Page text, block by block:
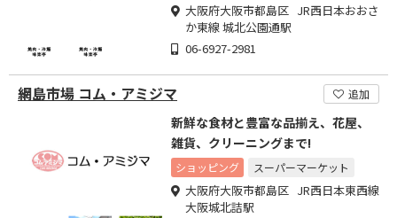
大阪府大阪市都島区 JR西日本おおさ
か東線 城北公園通駅
06-6927-2981
網島市場 コム・アミジマ 追加
新鮮な食材と豊富な品揃え、花屋、
雑貨、クリーニングまで!
ショッピング スーパーマーケット
大阪府大阪市都島区 JR西日本東西線
大阪城北詰駅